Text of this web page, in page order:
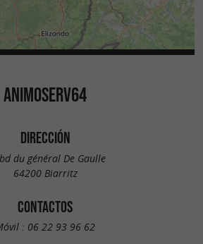
ANIMOSERV64
DIRECCIÓN
du général De Gaulle
64200 Biarritz
CONTACTOS
: 06 22 93 96 62